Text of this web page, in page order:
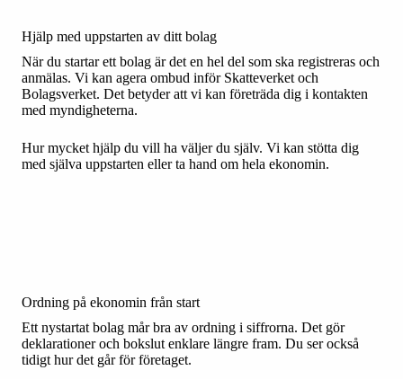
Hjälp med uppstarten av ditt bolag
När du startar ett bolag är det en hel del som ska registreras och
anmälas. Vi kan agera ombud inför Skatteverket och
Bolagsverket. Det betyder att vi kan företräda dig i kontakten
med myndigheterna.
Hur mycket hjälp du vill ha väljer du själv. Vi kan stötta dig
med själva uppstarten eller ta hand om hela ekonomin.
Ordning på ekonomin från start
Ett nystartat bolag mår bra av ordning i siffrorna. Det gör
deklarationer och bokslut enklare längre fram. Du ser också
tidigt hur det går för företaget.